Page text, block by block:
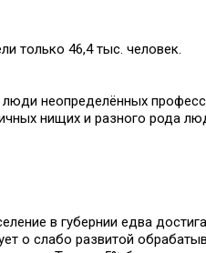
только 46,4 тыс. человек.
неопределённых
нищих и разного рода
в губернии едва
о слабо развитой